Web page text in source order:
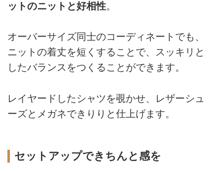
ットのニットと好相性。
オーバーサイズ同士のコーディネートでも、
ニットの着丈を短くすることで、スッキリと
したバランスをつくることができます。
レイヤードしたシャツを覗かせ、レザーシュ
ーズとメガネできりりと仕上げます。
セットアップできちんと感を